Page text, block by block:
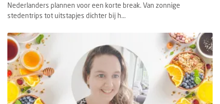
Nederlanders plannen voor een korte break. Van zonnige
stedentrips tot uitstapjes dichter bij h...